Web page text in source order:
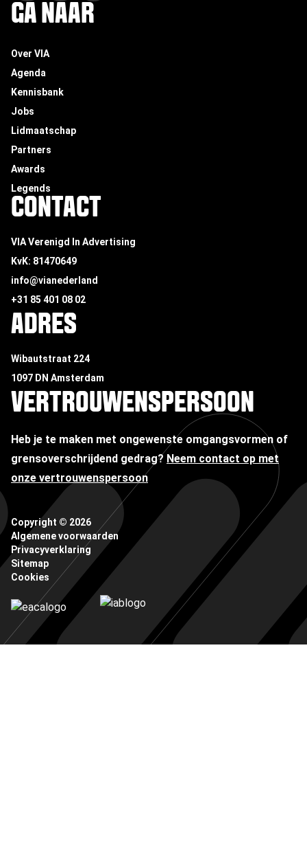
GA NAAR
Over VIA
Agenda
Kennisbank
Jobs
Lidmaatschap
Partners
Awards
Legends
CONTACT
VIA Verenigd In Advertising
KvK: 81470649
info@vianederland
+31 85 401 08 02
ADRES
Wibautstraat 224
1097 DN Amsterdam
VERTROUWENSPERSOON
Heb je te maken met ongewenste omgangsvormen of
grensoverschrijdend gedrag? Neem contact op met
onze vertrouwenspersoon
Copyright © 2026
Algemene voorwaarden
Privacyverklaring
Sitemap
Cookies